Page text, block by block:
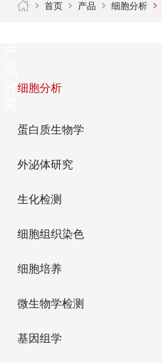
首页 产品 细胞分析
细胞分析
蛋白质生物学
外泌体研究
生化检测
细胞组织染色
细胞培养
微生物学检测
基因组学